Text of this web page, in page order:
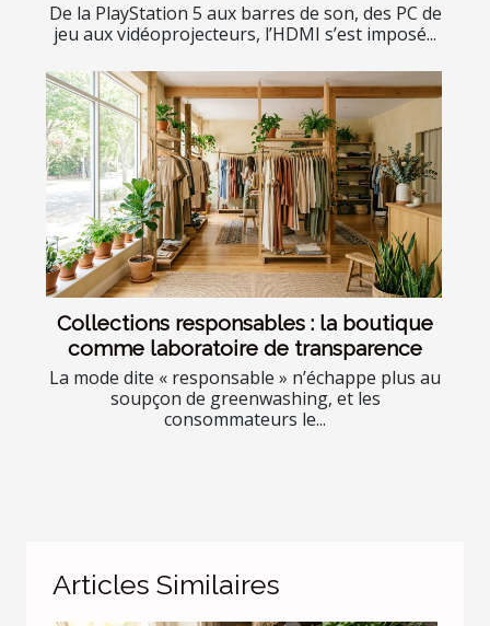
De la PlayStation 5 aux barres de son, des PC de
jeu aux vidéoprojecteurs, l’HDMI s’est imposé...
Collections responsables : la boutique
comme laboratoire de transparence
La mode dite « responsable » n’échappe plus au
soupçon de greenwashing, et les
consommateurs le...
Articles Similaires